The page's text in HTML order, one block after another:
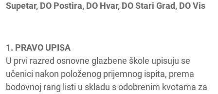
Supetar, DO Postira, DO Hvar, DO Stari Grad, DO Vis
1. PRAVO UPISA
U prvi razred osnovne glazbene škole upisuju se
učenici nakon položenog prijemnog ispita, prema
bodovnoj rang listi u skladu s odobrenim kvotama za